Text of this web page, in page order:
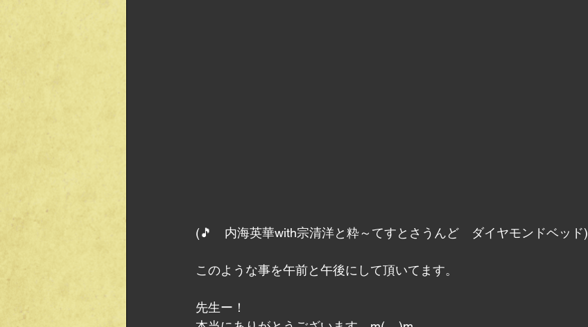
(🎵　内海英華with宗清洋と粋～てすとさうんど　ダイヤモンドベッド)
このような事を午前と午後にして頂いてます。
先生ー！